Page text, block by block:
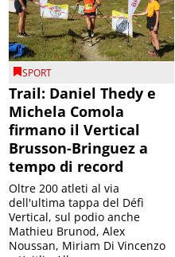
SPORT
Trail: Daniel Thedy e
Michela Comola
firmano il Vertical
Brusson-Bringuez a
tempo di record
Oltre 200 atleti al via
dell'ultima tappa del Défì
Vertical, sul podio anche
Mathieu Brunod, Alex
Noussan, Miriam Di Vincenzo